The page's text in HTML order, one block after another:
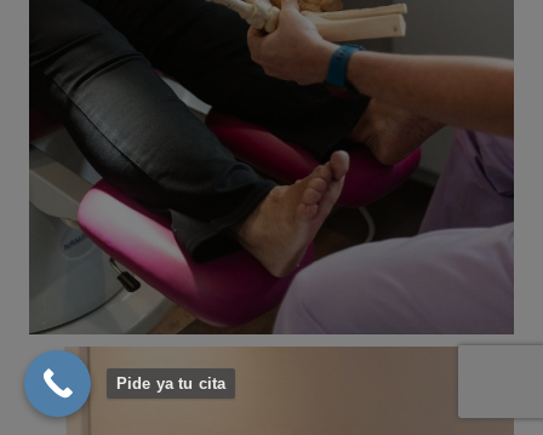
Pide ya tu cita